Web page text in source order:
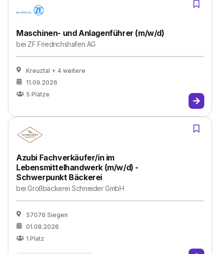
Maschinen- und Anlagenführer (m/w/d)
bei ZF Friedrichshafen AG
Kreuztal + 4 weitere
11.09.2026
5 Plätze
Azubi Fachverkäufer/in im
Lebensmittelhandwerk (m/w/d) -
Schwerpunkt Bäckerei
beiGroßbäckerei Schneider GmbH
57076 Siegen
01.08.2026
1 Platz